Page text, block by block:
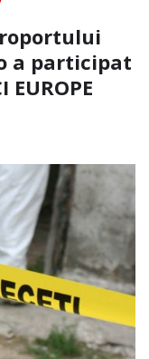
a participat